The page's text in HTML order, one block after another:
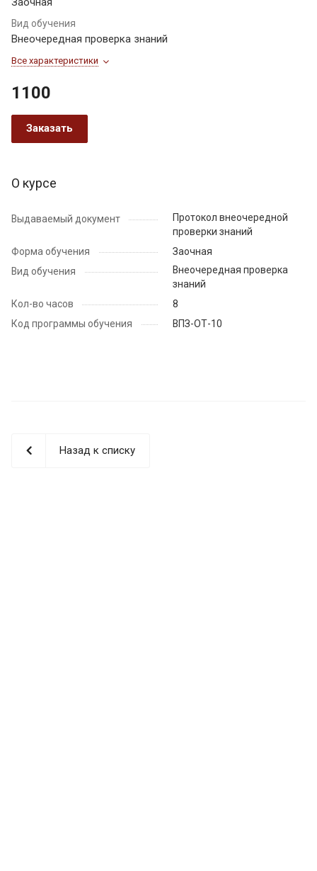
Вид обучения
Внеочередная проверка знаний
Все характеристики
1100
Заказать
О курсе
Выдаваемый документ
Протокол внеочередной
проверки знаний
Форма обучения
Заочная
Вид обучения
Внеочередная проверка
знаний
Кол-во часов
8
Код программы обучения
ВПЗ-ОТ-10
Назад к списку